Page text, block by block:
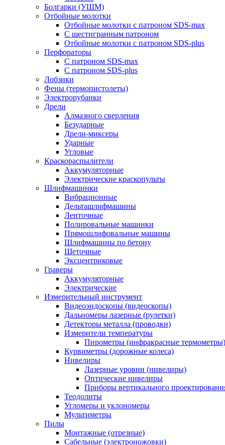
Болгарки (УШМ)
Отбойные молотки
Отбойные молотки с патроном SDS-max
С шестигранным патроном
Отбойные молотки с патроном SDS-plus
Перфораторы
С патроном SDS-max
С патроном SDS-plus
Лобзики
Фены (термопистолеты)
Электрорубанки
Дрели
Алмазного сверления
Безударные
Дрели-миксеры
Ударные
Угловые
Краскораспылители
Аккумуляторные
Электрические краскопульты
Шлифмашинки
Вибрационные
Дельташлифмашины
Ленточные
Полировальные машинки
Прямошлифовальные машины
Шлифмашины по бетону
Щеточные
Эксцентриковые
Граверы
Аккумуляторные
Электрические
Измерительный инструмент
Видеоэндоскопы (видеоскопы)
Дальномеры лазерные (рулетки)
Детекторы металла (проводки)
Измерители температуры
Пирометры (инфракрасные термометры)
Курвиметры (дорожные колеса)
Нивелиры
Лазерные уровни (нивелиры)
Оптические нивелиры
Приборы вертикального
Теодолиты
Угломеры и уклономеры
Мультиметры
Пилы
Монтажные (отрезные)
Сабельные (электроножовки)